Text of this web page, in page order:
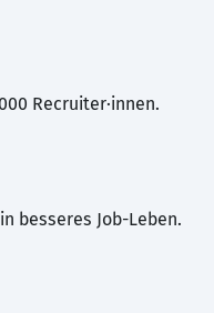
Recruiter·innen.
besseres Job-Leben.